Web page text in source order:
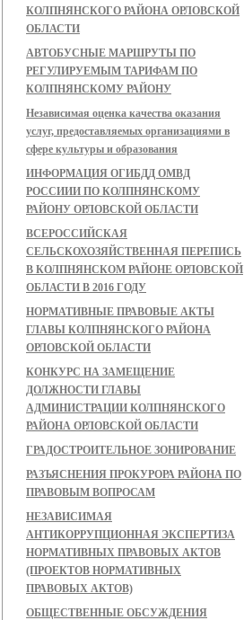
КОЛПНЯНСКОГО РАЙОНА ОРЛОВСКОЙ
ОБЛАСТИ
АВТОБУСНЫЕ МАРШРУТЫ ПО
РЕГУЛИРУЕМЫМ ТАРИФАМ ПО
КОЛПНЯНСКОМУ РАЙОНУ
Независимая оценка качества оказания
услуг, предоставляемых организациями в
сфере культуры и образования
ИНФОРМАЦИЯ ОГИБДД ОМВД
РОССИИИ ПО КОЛПНЯНСКОМУ
РАЙОНУ ОРЛОВСКОЙ ОБЛАСТИ
ВСЕРОССИЙСКАЯ
СЕЛЬСКОХОЗЯЙСТВЕННАЯ ПЕРЕПИСЬ
В КОЛПНЯНСКОМ РАЙОНЕ ОРЛОВСКОЙ
ОБЛАСТИ В 2016 ГОДУ
НОРМАТИВНЫЕ ПРАВОВЫЕ АКТЫ
ГЛАВЫ КОЛПНЯНСКОГО РАЙОНА
ОРЛОВСКОЙ ОБЛАСТИ
КОНКУРС НА ЗАМЕЩЕНИЕ
ДОЛЖНОСТИ ГЛАВЫ
АДМИНИСТРАЦИИ КОЛПНЯНСКОГО
РАЙОНА ОРЛОВСКОЙ ОБЛАСТИ
ГРАДОСТРОИТЕЛЬНОЕ ЗОНИРОВАНИЕ
РАЗЪЯСНЕНИЯ ПРОКУРОРА РАЙОНА ПО
ПРАВОВЫМ ВОПРОСАМ
НЕЗАВИСИМАЯ
АНТИКОРРУПЦИОННАЯ ЭКСПЕРТИЗА
НОРМАТИВНЫХ ПРАВОВЫХ АКТОВ
(ПРОЕКТОВ НОРМАТИВНЫХ
ПРАВОВЫХ АКТОВ)
ОБЩЕСТВЕННЫЕ ОБСУЖДЕНИЯ